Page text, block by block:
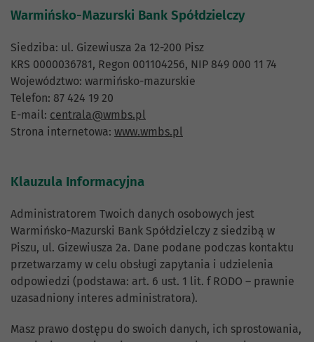
Warmińsko-Mazurski Bank Spółdzielczy
Siedziba: ul. Gizewiusza 2a 12-200 Pisz
KRS 0000036781, Regon 001104256, NIP 849 000 11 74
Województwo: warmińsko-mazurskie
Telefon: 87 424 19 20
E-mail: centrala@wmbs.pl
Strona internetowa: www.wmbs.pl
Klauzula Informacyjna
Administratorem Twoich danych osobowych jest
Warmińsko-Mazurski Bank Spółdzielczy z siedzibą w
Piszu, ul. Gizewiusza 2a. Dane podane podczas kontaktu
przetwarzamy w celu obsługi zapytania i udzielenia
odpowiedzi (podstawa: art. 6 ust. 1 lit. f RODO – prawnie
uzasadniony interes administratora).
Masz prawo dostępu do swoich danych, ich sprostowania,